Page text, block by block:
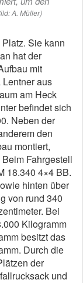
A. Müller)
Sie kann
hat der
mit
aus
am Heck
befindet sich
Neben der
den
montiert,
Fahrgestell
18.340 4×4 BB.
hinten über
von rund 340
Bei
Kilogramm
besitzt das
Durch die
der
und